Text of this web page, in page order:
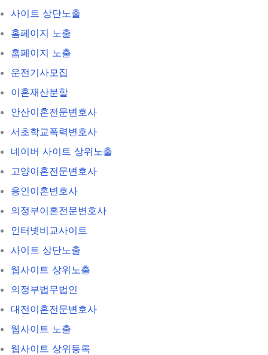
사이트 상단노출
홈페이지 노출
홈페이지 노출
운전기사모집
이혼재산분할
안산이혼전문변호사
서초학교폭력변호사
네이버 사이트 상위노출
고양이혼전문변호사
용인이혼변호사
의정부이혼전문변호사
인터넷비교사이트
사이트 상단노출
웹사이트 상위노출
의정부법무법인
대전이혼전문변호사
웹사이트 노출
웹사이트 상위등록